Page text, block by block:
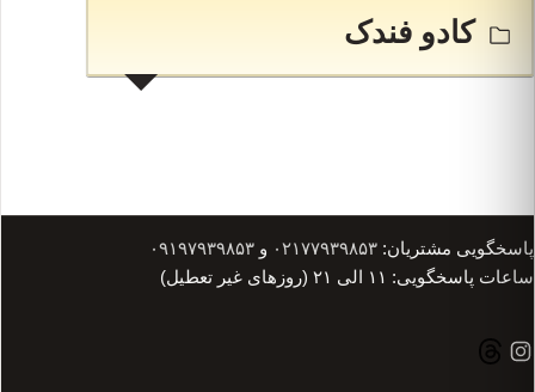
کادو فندک
پاسخگویی مشتریان: ۰۲۱۷۷۹۳۹۸۵۳ و ۰۹۱۹۷۹۳۹۸۵۳
ساعات پاسخگویی: ۱۱ الی ۲۱ (روزهای غیر تعطیل)